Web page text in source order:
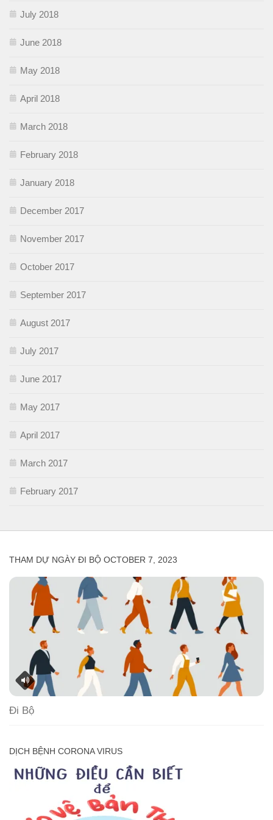
July 2018
June 2018
May 2018
April 2018
March 2018
February 2018
January 2018
December 2017
November 2017
October 2017
September 2017
August 2017
July 2017
June 2017
May 2017
April 2017
March 2017
February 2017
THAM DỰ NGÀY ĐI BỘ OCTOBER 7, 2023
Đi Bộ
DỊCH BỆNH CORONA VIRUS